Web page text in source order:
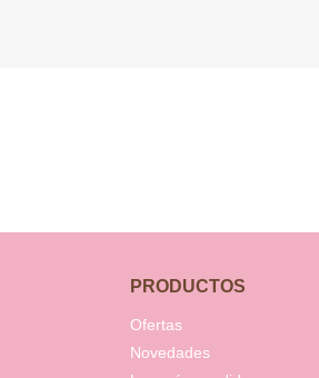
PRODUCTOS
Ofertas
Novedades